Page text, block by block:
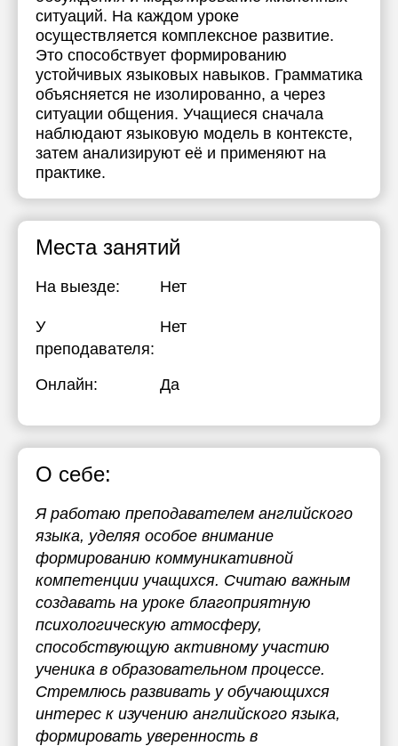
ситуаций. На каждом уроке
осуществляется комплексное развитие.
Это способствует формированию
устойчивых языковых навыков. Грамматика
объясняется не изолированно, а через
ситуации общения. Учащиеся сначала
наблюдают языковую модель в контексте,
затем анализируют её и применяют на
практике.
Места занятий
На выезде: Нет
У
преподавателя:
Нет
Онлайн: Да
О себе:
Я работаю преподавателем английского
языка, уделяя особое внимание
формированию коммуникативной
компетенции учащихся. Считаю важным
создавать на уроке благоприятную
психологическую атмосферу,
способствующую активному участию
ученика в образовательном процессе.
Стремлюсь развивать у обучающихся
интерес к изучению английского языка,
формировать уверенность в